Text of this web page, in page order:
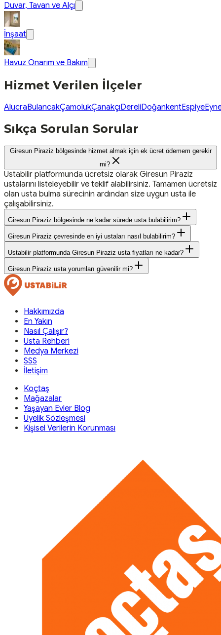
Duvar, Tavan ve Alçı
İnşaat
Havuz Onarım ve Bakım
Hizmet Verilen İlçeler
AlucraBulancakÇamolukÇanakçıDereliDoğankentEspiye
Sıkça Sorulan Sorular
Giresun Piraziz bölgesinde hizmet almak için ek ücret ödemem gerekir
mi?
Ustabilir platformunda ücretsiz olarak Giresun Piraziz
ustalarını listeleyebilir ve teklif alabilirsiniz. Tamamen ücretsiz
olan usta bulma sürecinin ardından size uygun usta ile
çalışabilirsiniz.
Giresun Piraziz bölgesinde ne kadar sürede usta bulabilirim?
Giresun Piraziz çevresinde en iyi ustaları nasıl bulabilirim?
Ustabilir platformunda Giresun Piraziz usta fiyatları ne kadar?
Giresun Piraziz usta yorumları güvenilir mi?
Hakkımızda
En Yakın
Nasıl Çalışır?
Usta Rehberi
Medya Merkezi
SSS
İletişim
Koçtaş
Mağazalar
Yaşayan Evler Blog
Üyelik Sözleşmesi
Kişisel Verilerin Korunması